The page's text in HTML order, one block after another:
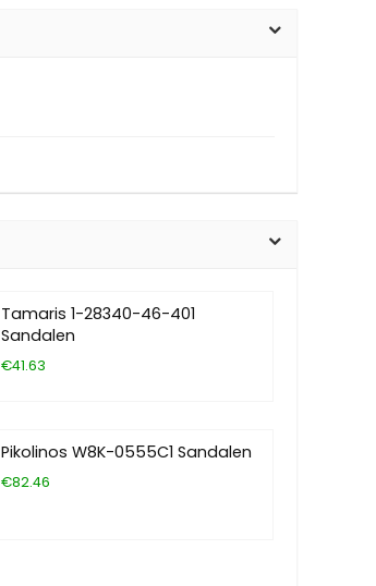
Tamaris 1-28340-46-401
Sandalen
€41.63
Pikolinos W8K-0555C1 Sandalen
€82.46